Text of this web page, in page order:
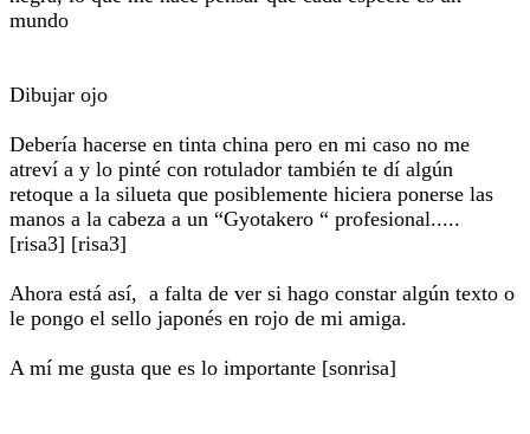
mundo
Dibujar ojo
Debería hacerse en tinta china pero en mi caso no me
atreví a y lo pinté con rotulador también te dí algún
retoque a la silueta que posiblemente hiciera ponerse las
manos a la cabeza a un “Gyotakero “ profesional.....
[risa3] [risa3]
Ahora está así, a falta de ver si hago constar algún texto o
le pongo el sello japonés en rojo de mi amiga.
A mí me gusta que es lo importante [sonrisa]